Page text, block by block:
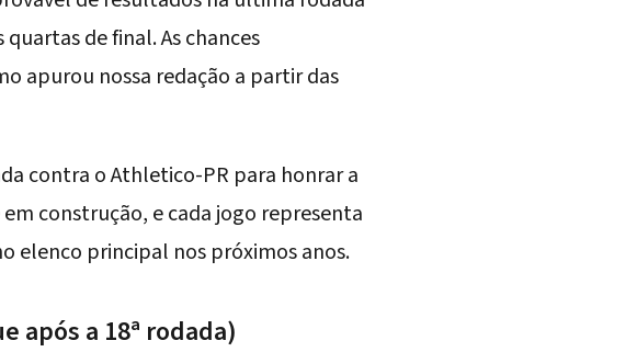
de final. As chances
apurou nossa redação a partir das
contra o Athletico-PR para honrar a
em construção, e cada jogo representa
elenco principal nos próximos anos.
após a 18ª rodada)